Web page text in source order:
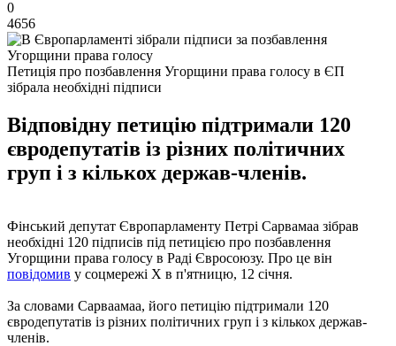
0
4656
Петиція про позбавлення Угорщини права голосу в ЄП
зібрала необхідні підписи
Відповідну петицію підтримали 120
євродепутатів із різних політичних
груп і з кількох держав-членів.
Фінський депутат Європарламенту Петрі Сарвамаа зібрав
необхідні 120 підписів під петицією про позбавлення
Угорщини права голосу в Раді Євросоюзу. Про це він
повідомив у соцмережі X в п'ятницю, 12 січня.
За словами Сарваамаа, його петицію підтримали 120
євродепутатів із різних політичних груп і з кількох держав-
членів.